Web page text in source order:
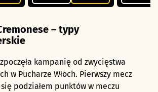
– typy
kampanię od zwycięstwa
w Pucharze Włoch. Pierwszy mecz
podziałem punktów w meczu